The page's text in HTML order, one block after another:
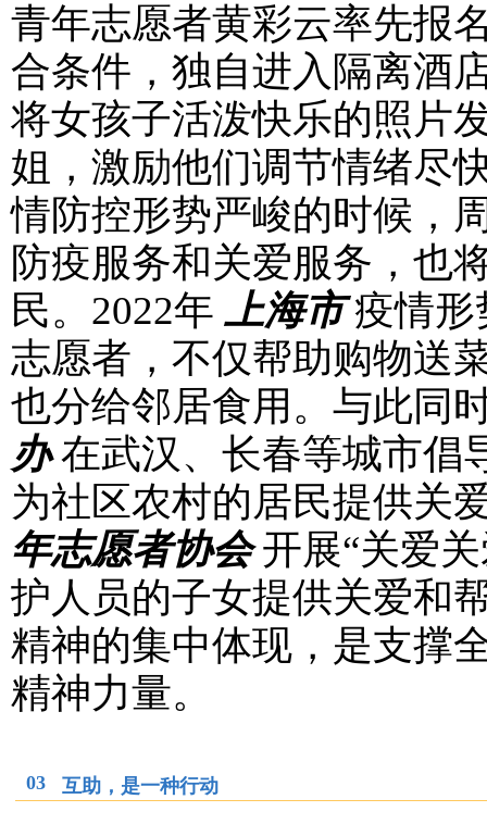
青年志愿者黄彩云率先报
合条件，独自进入隔离酒
将女孩子活泼快乐的照片
姐，激励他们调节情绪尽
情防控形势严峻的时候，
防疫服务和关爱服务，也
民。2022年 上海市疫情形
志愿者，不仅帮助购物送
也分给邻居食用。与此同
办在武汉、长春等城市倡
为社区农村的居民提供关
年志愿者协会开展“关爱
护人员的子女提供关爱和
精神的集中体现，是支撑
精神力量。
03 互助，是一种行动